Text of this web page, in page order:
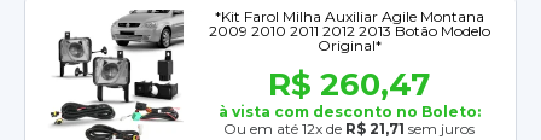
*Kit Farol Milha Auxiliar Agile Montana
2009 2010 2011 2012 2013 Botão Modelo
Original*
R$ 260,47
à vista com desconto no Boleto:
Ou em até 12x de R$ 21,71 sem juros